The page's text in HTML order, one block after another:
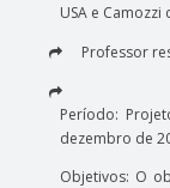
USA e Camozzi
Professor
Período:
dezembro de
Objetivos: O